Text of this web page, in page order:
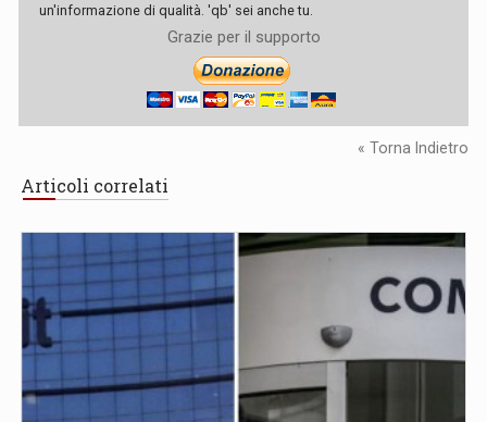
un'informazione di qualità. 'qb' sei anche tu.
Grazie per il supporto
« Torna Indietro
Articoli correlati